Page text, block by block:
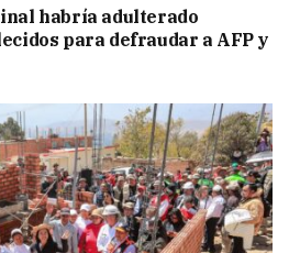
habría adulterado
para defraudar a AFP y